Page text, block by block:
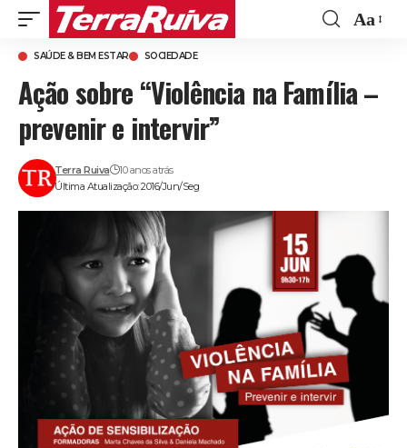
Aa
SAÚDE & BEM ESTAR SOCIEDADE
Ação sobre “Violência na Família –
prevenir e intervir”
Última Atualização: 2016/Jun/Seg
Terra Ruiva 10 anos atrás